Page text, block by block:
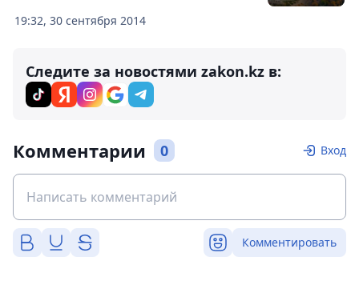
19:32, 30 сентября 2014
Следите за новостями zakon.kz в:
Комментарии 0 Вход
Комментировать